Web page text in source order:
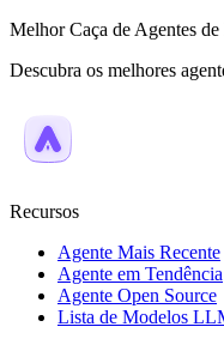
Melhor Caça de Agentes
Descubra os melhores
Recursos
Agente Mais Recente
Agente em Tendência
Agente Open Source
Lista de Modelos